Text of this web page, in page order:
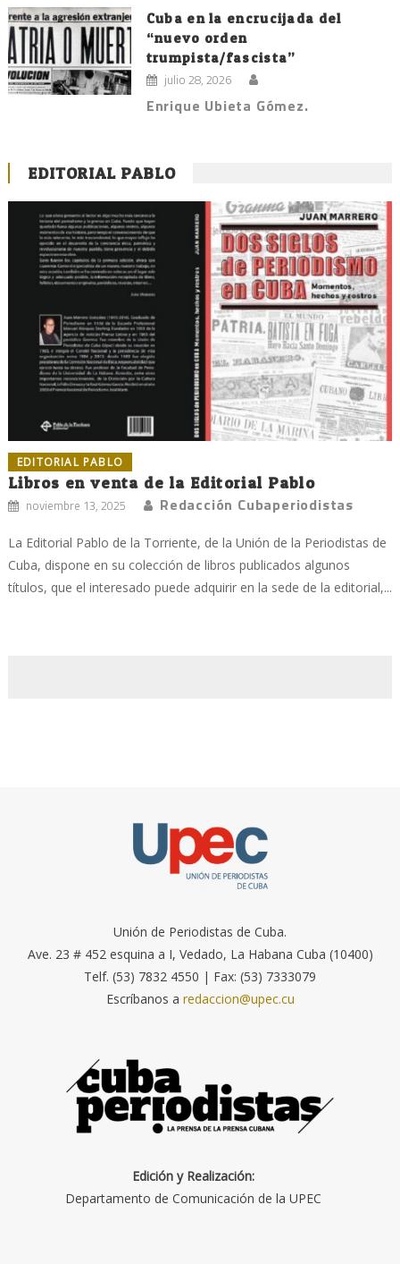
Cuba en la encrucijada del
“nuevo orden
trumpista/fascista”
julio 28, 2026
Enrique Ubieta Gómez.
EDITORIAL PABLO
EDITORIAL PABLO
Libros en venta de la Editorial Pablo
noviembre 13, 2025 Redacción Cubaperiodistas
La Editorial Pablo de la Torriente, de la Unión de la Periodistas de
Cuba, dispone en su colección de libros publicados algunos
títulos, que el interesado puede adquirir en la sede de la editorial,...
Unión de Periodistas de Cuba.
Ave. 23 # 452 esquina a I, Vedado, La Habana Cuba (10400)
Telf. (53) 7832 4550 | Fax: (53) 7333079
Escríbanos a redaccion@upec.cu
Edición y Realización:
Departamento de Comunicación de la UPEC